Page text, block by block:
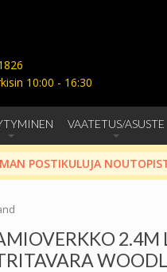
10:00 - 16:30
VAATETUS/ASUSTE
POSTIKULUJA
2.4M